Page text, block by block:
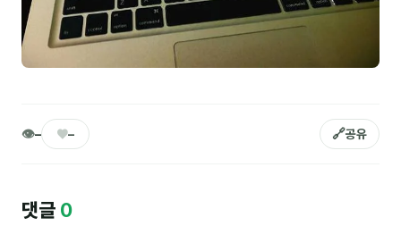
Maria
안정미
윤석현
👁– ♥– 🔗공유
댓글 0